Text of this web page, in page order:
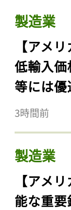
製造業
【アメ
低輸入
等には優
3時間前
製造業
【アメ
能な重